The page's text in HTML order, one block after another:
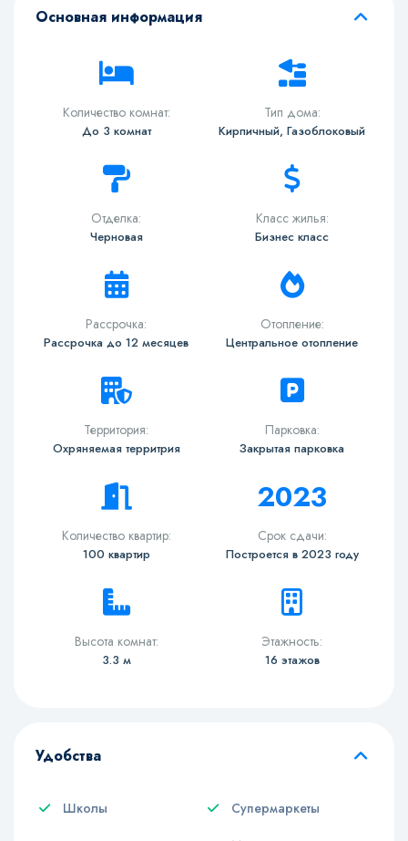
Основная информация
Количество комнат:
До 3 комнат
Тип дома:
Кирпичный, Газоблоковый
Отделка:
Черновая
Класс жилья:
Бизнес класс
Рассрочка:
Рассрочка до 12 месяцев
Отопление:
Центральное отопление
Территория:
Охряняемая территрия
Парковка:
Закрытая парковка
Количество квартир:
100 квартир
2023
Срок сдачи:
Построется в 2023 году
Высота комнат:
3.3 м
Этажность:
16 этажов
Удобства
Школы Супермаркеты